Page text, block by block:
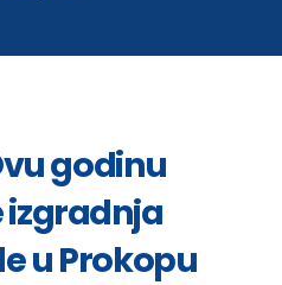
godinu
izgradnja
u Prokopu